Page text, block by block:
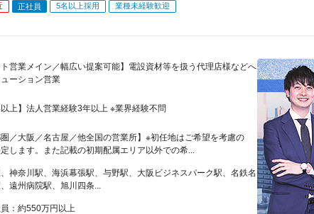
正社員 5名以上採用 業種未経験歓迎
ト営業メイン／幅広い提案可能】電設資材等を扱う代理店様などへ
ーション営業
以上】法人営業経験3年以上 ※業界経験不問
圏／大阪／名古屋／他全国の営業所】※初任地はご希望を考慮の
定します。また記載の初期配属エリア以外での希...
神奈川駅、海浜幕張駅、与野駅、大阪ビジネスパーク駅、名鉄名
遠州病院駅、旭川四条...
：約550万円以上